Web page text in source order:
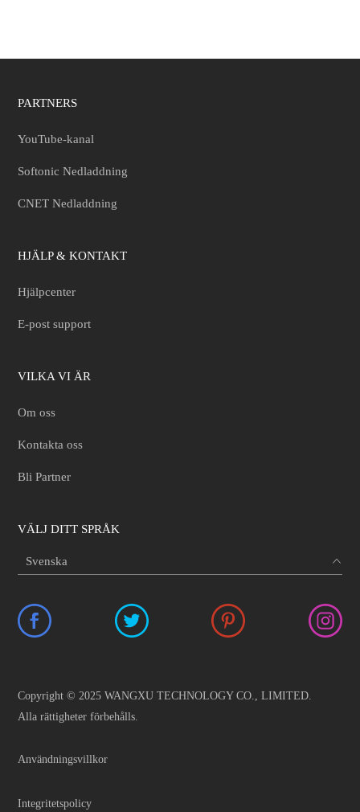
PARTNERS
YouTube-kanal
Softonic Nedladdning
CNET Nedladdning
HJÄLP & KONTAKT
Hjälpcenter
E-post support
VILKA VI ÄR
Om oss
Kontakta oss
Bli Partner
VÄLJ DITT SPRÅK
Copyright © 2025 WANGXU TECHNOLOGY CO., LIMITED.
Alla rättigheter förbehålls.
Användningsvillkor
Integritetspolicy